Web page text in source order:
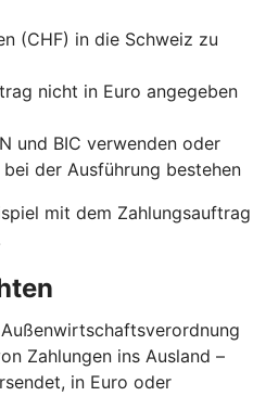
(CHF) in die Schweiz zu
nicht in Euro angegeben
und BIC verwenden oder
der Ausführung bestehen
mit dem Zahlungsauftrag
Zahlungen ins Ausland –
in Euro oder